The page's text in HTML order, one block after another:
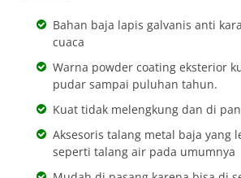
Bahan baja lapis galvanis anti
cuaca
Warna powder coating eksterior
pudar sampai puluhan tahun.
Kuat tidak melengkung dan di
Aksesoris talang metal baja yang
seperti talang air pada umumnya